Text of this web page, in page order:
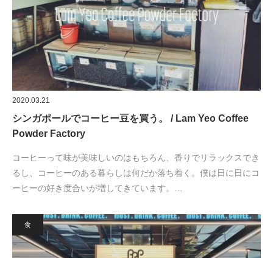
2020.03.21
シンガポールでコーヒー豆を買う。 / Lam Yeo Coffee
Powder Factory
コーヒーって味が美味しいのはもちろん、香りでリラックスでき
るし、コーヒーのある暮らしは何だか落ち着く。僕は日に日にコ
ーヒーの好き度合いが増してきています。…
食